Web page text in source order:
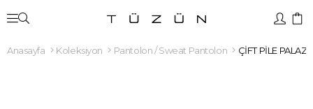
Anasayfa Koleksiyon Pantolon / Sweat Pantolon ÇİFT PİLE